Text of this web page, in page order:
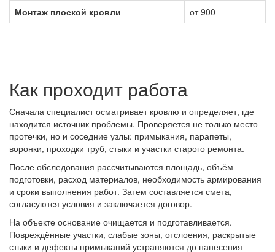
Монтаж плоской кровли
от 900
Как проходит работа
Сначала специалист осматривает кровлю и определяет, где
находится источник проблемы. Проверяется не только место
протечки, но и соседние узлы: примыкания, парапеты,
воронки, проходки труб, стыки и участки старого ремонта.
После обследования рассчитываются площадь, объём
подготовки, расход материалов, необходимость армирования
и сроки выполнения работ. Затем составляется смета,
согласуются условия и заключается договор.
На объекте основание очищается и подготавливается.
Повреждённые участки, слабые зоны, отслоения, раскрытые
стыки и дефекты примыканий устраняются до нанесения